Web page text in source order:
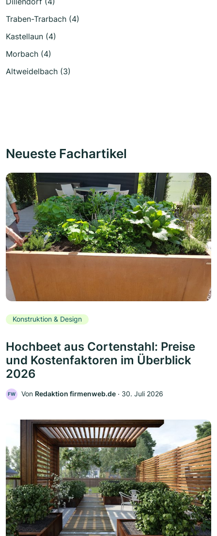
Traben-Trarbach (4)
Kastellaun (4)
Morbach (4)
Altweidelbach (3)
Neueste Fachartikel
Konstruktion & Design
Hochbeet aus Cortenstahl: Preise
und Kostenfaktoren im Überblick
2026
FW Von Redaktion firmenweb.de ‧ 30. Juli 2026